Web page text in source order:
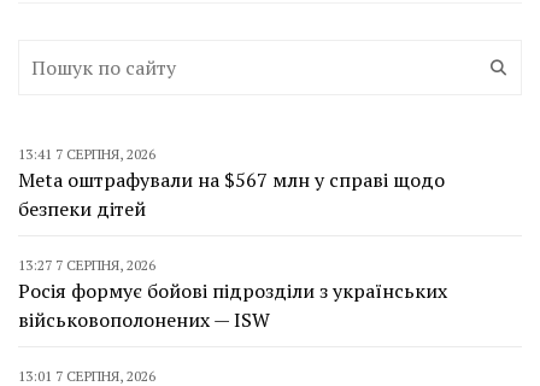
13:41 7 СЕРПНЯ, 2026
Meta оштрафували на $567 млн у справі щодо
безпеки дітей
13:27 7 СЕРПНЯ, 2026
Росія формує бойові підрозділи з українських
військовополонених — ISW
13:01 7 СЕРПНЯ, 2026